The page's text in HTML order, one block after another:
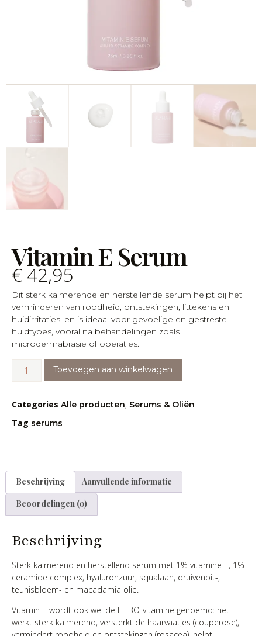
Vitamin E Serum
€42,95
Dit sterk kalmerende en herstellende serum helpt bij het
verminderen van roodheid, ontstekingen, littekens en
huidirritaties, en is ideaal voor gevoelige en gestreste
huidtypes, vooral na behandelingen zoals
microdermabrasie of operaties.
Toevoegen aan winkelwagen
Categories Alle producten, Serums & Oliën
Tag serums
Beschrijving Aanvullende informatie
Beoordelingen (0)
Beschrijving
Sterk kalmerend en herstellend serum met 1% vitamine E, 1%
ceramide complex, hyaluronzuur, squalaan, druivenpit-,
teunisbloem- en macadamia olie.
Vitamin E wordt ook wel de EHBO-vitamine genoemd: het
werkt sterk kalmerend, versterkt de haarvaatjes (couperose),